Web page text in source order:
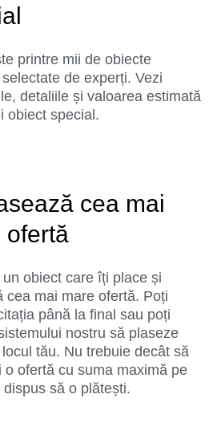
printre mii de obiecte
de experți. Vezi
detaliile și valoarea estimată
obiect special.
cea mai
ofertă
obiect care îți place și
cea mai mare ofertă. Poți
până la final sau poți
nostru să plaseze
tău. Nu trebuie decât să
o ofertă cu suma maximă pe
să o plătești.